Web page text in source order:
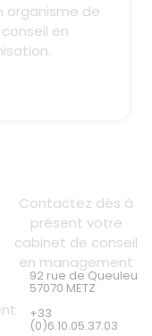
organisme de
en
Contactez dès à
présent votre
cabinet de conseil
en management
92 rue de Queuleu
57070 METZ
+33
(0)6.10.05.37.03